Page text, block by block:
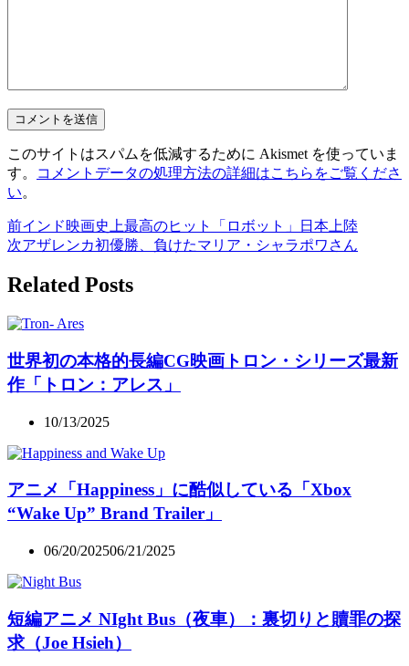
このサイトはスパムを低減するために Akismet を使っていま
す。
コメントデータの処理方法の詳細はこちらをご覧くださ
い。
前インド映画史上最高のヒット「ロボット」日本上陸
次アザレンカ初優勝、負けたマリア・シャラポワさん
Related Posts
世界初の本格的長編CG映画トロン・シリーズ最新
作「トロン：アレス」
10/13/2025
アニメ「Happiness」に酷似している「Xbox
“Wake Up” Brand Trailer」
06/20/202506/21/2025
短編アニメ NIght Bus（夜車）：裏切りと贖罪の探
求（Joe Hsieh）